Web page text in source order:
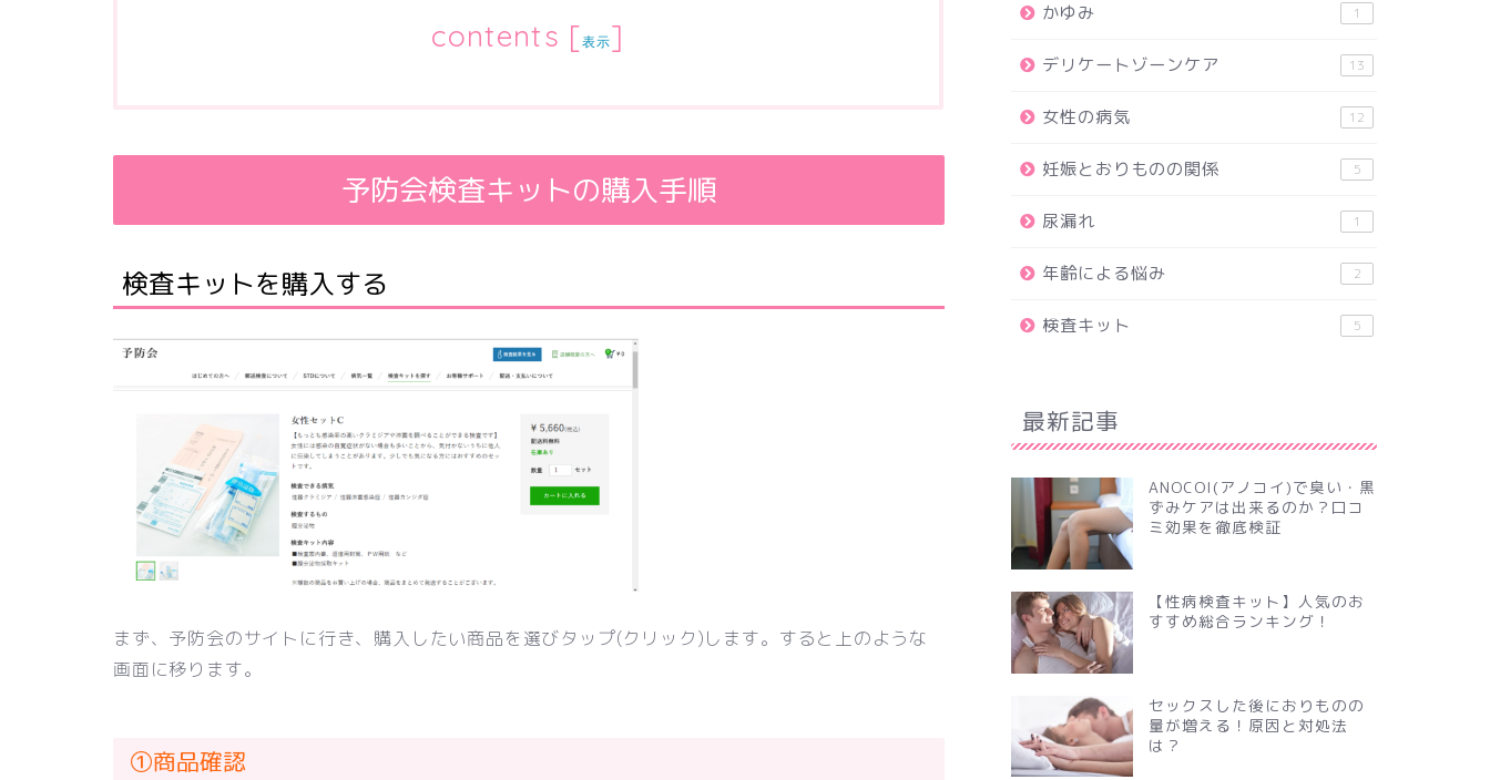
contents [表示]
予防会検査キットの購入手順
検査キットを購入する
まず、予防会のサイトに行き、購入したい商品を選びタップ(クリック)します。すると上のような
画面に移ります。
①商品確認
かゆみ 1
デリケートゾーンケア 13
女性の病気 12
妊娠とおりものの関係 5
尿漏れ 1
年齢による悩み 2
検査キット 5
最新記事
ANOCOI(アノコイ)で臭い・黒
ずみケアは出来るのか？口コ
ミ効果を徹底検証
【性病検査キット】人気のお
すすめ総合ランキング！
セックスした後におりものの
量が増える！原因と対処法
は？